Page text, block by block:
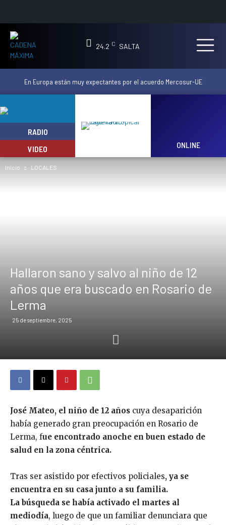
24.2 C SALTA
En Europa están muy expectantes por el acuerdo Mercosur-UE
RADIO
VIDEO
ONLINE
Inicio LOCALES
Hallaron sano y salvo al niño de 12
años que era buscado en Rosario de
Lerma
25 de septiembre, 2025
José Mateo, el niño de 12 años cuya desaparición
había generado gran preocupación en Rosario de
Lerma, fue encontrado anoche en buen estado de
salud en la zona céntrica.
Tras ser asistido por efectivos policiales, ya se
encuentra en su casa junto a su familia.
La búsqueda se había activado el martes al
mediodía, luego de que un familiar denunciara que